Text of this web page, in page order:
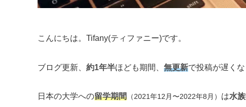
こんにちは。Tifany(ティファニー)です。
ブログ更新、 約1年半ほども期間、 無更新で投稿が遅く
日本の大学への留学期間 （2021年12月〜2022年8月） は水